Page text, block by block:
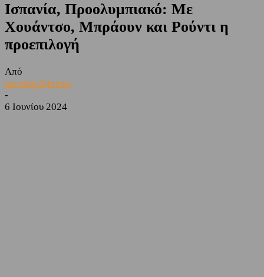
Ισπανία, Προολυμπιακό: Με
Χουάντσο, Μπράουν και Ρούντι η
προεπιλογή
Από
sporting24news
-
6 Ιουνίου 2024